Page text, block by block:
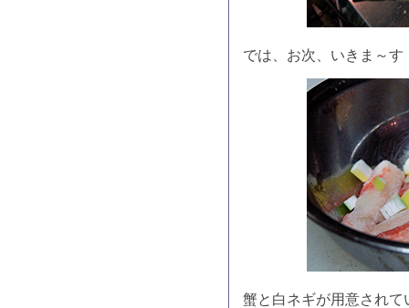
では、お次、いきま～す
蟹と白ネギが用意され